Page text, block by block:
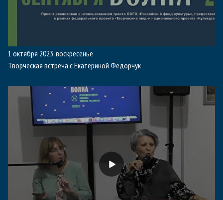
1 октября 2023, воскресенье
Творческая встреча с Екатериной Федорчук